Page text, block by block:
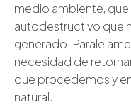
medio ambiente,
autodestructivo que
generado.
necesidad de
que procedemos y
natural.